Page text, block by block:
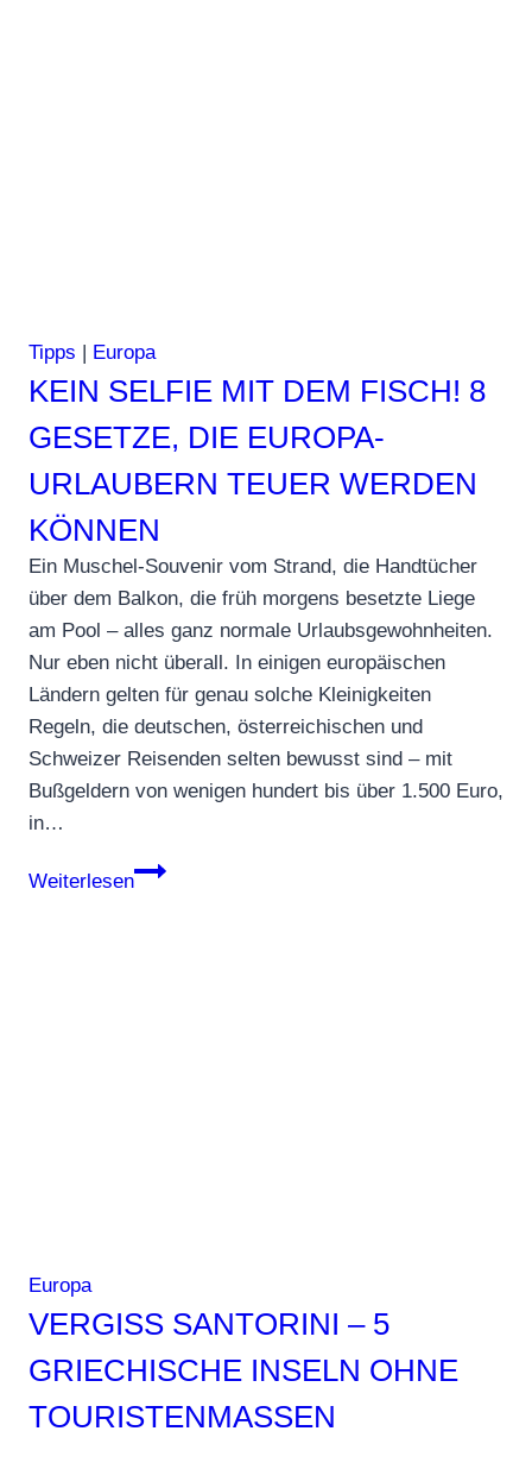
Tipps | Europa
KEIN SELFIE MIT DEM FISCH! 8
GESETZE, DIE EUROPA-
URLAUBERN TEUER WERDEN
KÖNNEN
Ein Muschel-Souvenir vom Strand, die Handtücher
über dem Balkon, die früh morgens besetzte Liege
am Pool – alles ganz normale Urlaubsgewohnheiten.
Nur eben nicht überall. In einigen europäischen
Ländern gelten für genau solche Kleinigkeiten
Regeln, die deutschen, österreichischen und
Schweizer Reisenden selten bewusst sind – mit
Bußgeldern von wenigen hundert bis über 1.500 Euro,
in…
Weiterlesen
Kein
Europa
VERGISS SANTORINI – 5
GRIECHISCHE INSELN OHNE
TOURISTENMASSEN